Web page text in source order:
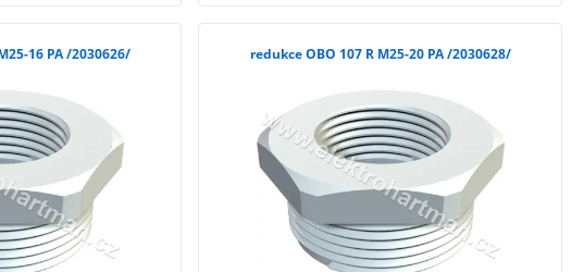
redukce OBO 107 R M25-16 PA /2030626/ redukce OBO 107 R M25-20 PA /2030628/